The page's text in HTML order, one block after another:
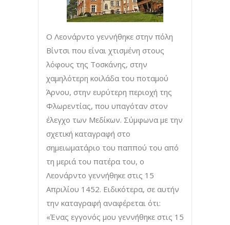
Ο Λεονάρντο γεννήθηκε στην πόλη
Βίντσι που είναι χτισμένη στους
λόφους της Τοσκάνης, στην
χαμηλότερη κοιλάδα του ποταμού
Άρνου, στην ευρύτερη περιοχή της
Φλωρεντίας, που υπαγόταν στον
έλεγχο των Μεδίκων. Σύμφωνα με την
σχετική καταγραφή στο
σημειωματάριο του παππού του από
τη μεριά του πατέρα του, ο
Λεονάρντο γεννήθηκε στις 15
Απριλίου 1452. Ειδικότερα, σε αυτήν
την καταγραφή αναφέρεται ότι:
«Ένας εγγονός μου γεννήθηκε στις 15